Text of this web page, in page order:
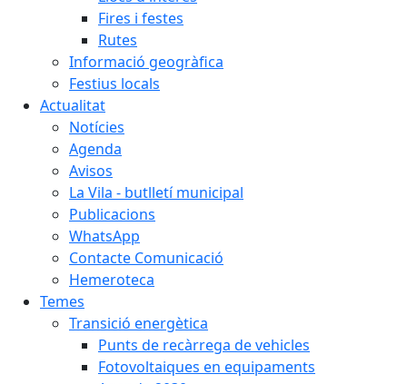
Fires i festes
Rutes
Informació geogràfica
Festius locals
Actualitat
Notícies
Agenda
Avisos
La Vila - butlletí municipal
Publicacions
WhatsApp
Contacte Comunicació
Hemeroteca
Temes
Transició energètica
Punts de recàrrega de vehicles
Fotovoltaiques en equipaments